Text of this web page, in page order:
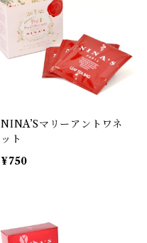
NINA’Sマリーアントワネ
ット
¥750